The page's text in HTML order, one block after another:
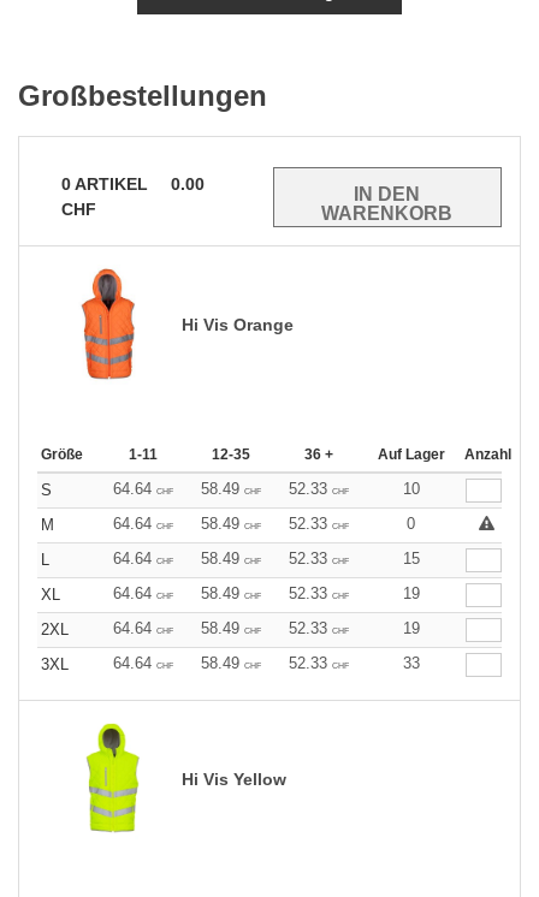
Großbestellungen
0ARTIKEL
0.00
CHF
Hi Vis Orange
Größe 1-11 12-35 36 + Auf Lager Anzahl
S 64.64 CHF 58.49 CHF 52.33 CHF
10
M
64.64 CHF 58.49 CHF 52.33 CHF
0
L
64.64 CHF 58.49 CHF 52.33 CHF
15
XL
64.64 CHF 58.49 CHF 52.33 CHF
19
2XL
64.64 CHF 58.49 CHF 52.33 CHF
19
3XL
64.64 CHF 58.49 CHF 52.33 CHF 33
Hi Vis Yellow